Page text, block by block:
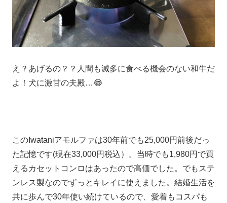
え？あげるの？？人間も滅多に食べる機会のない和牛だ
よ！犬に激甘の夫殿…😂
このIwataniアモルファは30年前でも25,000円前後だっ
た記憶です(現在33,000円税込）。当時でも1,980円で買
えるカセットコンロはあったので高価でした。でもステ
ンレス製なのでずっとキレイに使えました。結婚生活を
共に歩んで30年使い続けているので、愛着もコスパも